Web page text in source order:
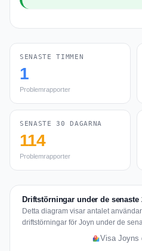
SENASTE TIMMEN
1
Problemrapporter
SENASTE 30 DAGARNA
114
Problemrapporter
Driftstörningar under de senaste
Detta diagram visar antalet
driftstörningar för Joyn under de
Visa Joyns